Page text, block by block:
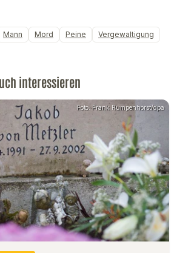
Mann Mord Peine Vergewaltigung
interessieren
Foto: Frank Rumpenhorst/dpa